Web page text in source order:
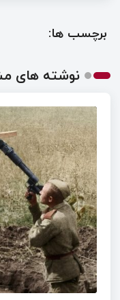
برچسب ها:
نوشته های